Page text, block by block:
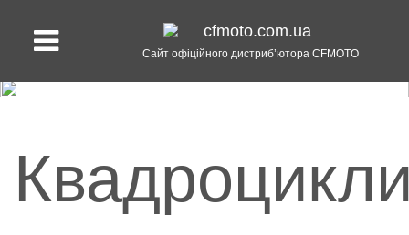
Сайт офіційного дистриб’ютора CFMOTO